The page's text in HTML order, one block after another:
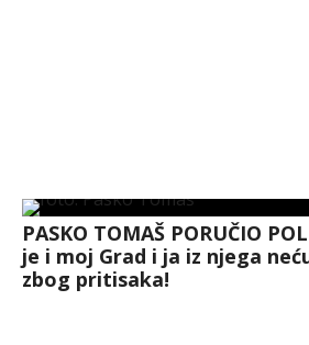
PASKO TOMAŠ PORUČIO
je i moj Grad i ja iz njega
zbog pritisaka!